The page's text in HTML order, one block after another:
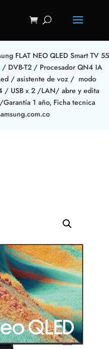
FLAT NEO QLED Smart TV 55
DVB-T2 / Procesador QN4 IA
/ asistente de voz / modo
/ USB x 2 /LAN/ abre y edita
1 año, Ficha tecnica